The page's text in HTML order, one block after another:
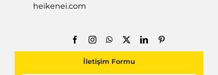
heikenei.com
İletişim Formu